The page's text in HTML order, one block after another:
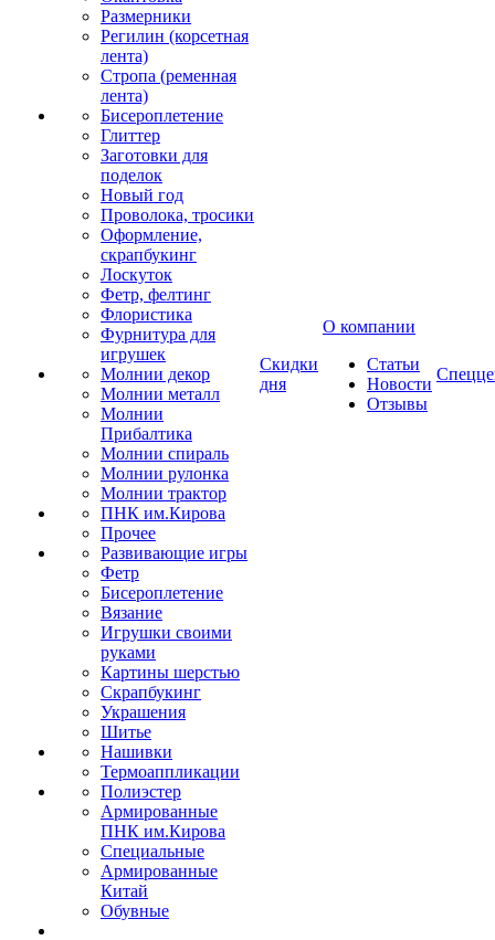
Размерники
Регилин (корсетная
лента)
Стропа (ременная
лента)
Бисероплетение
Глиттер
Заготовки для
поделок
Новый год
Проволока, тросики
Оформление,
скрапбукинг
Лоскуток
Фетр, фелтинг
Флористика
Фурнитура для
игрушек
Молнии декор
Молнии металл
Молнии
Прибалтика
Молнии спираль
Молнии рулонка
Молнии трактор
ПНК им.Кирова
Прочее
Развивающие игры
Фетр
Бисероплетение
Вязание
Игрушки своими
руками
Картины шерстью
Скрапбукинг
Украшения
Шитье
Нашивки
Термоаппликации
Полиэстер
Армированные
ПНК им.Кирова
Специальные
Армированные
Китай
Обувные
Скидки
дня
О компании
Статьи
Новости
Отзывы